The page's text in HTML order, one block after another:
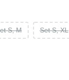
S, M Set S, XL